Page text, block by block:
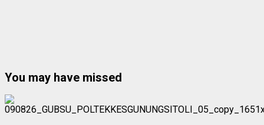
You may have missed